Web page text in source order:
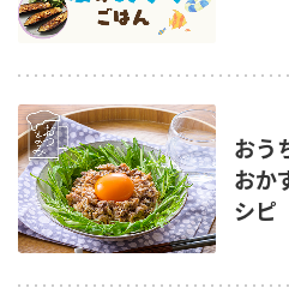
おう
おか
シピ